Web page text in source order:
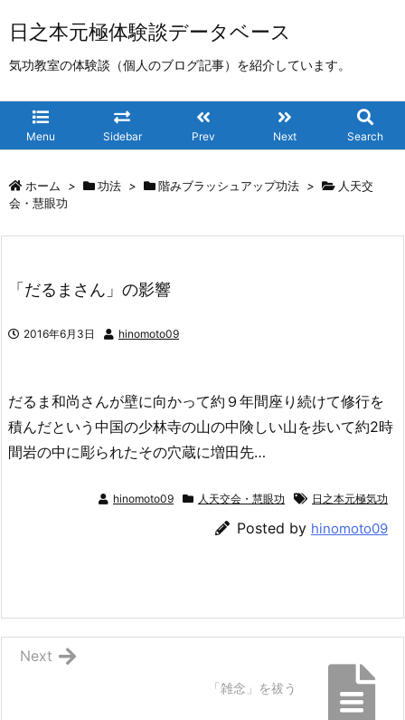
日之本元極体験談データベース
気功教室の体験談（個人のブログ記事）を紹介しています。
Menu Sidebar Prev Next Search
ホーム > 功法 > 階みブラッシュアップ功法 >
人天交
会・慧眼功
「だるまさん」の影響
2016年6月3日 hinomoto09
だるま和尚さんが壁に向かって約９年間座り続けて修行を
積んだという中国の少林寺の山の中険しい山を歩いて約2時
間岩の中に彫られたその穴蔵に増田先…
hinomoto09 人天交会・慧眼功 日之本元極気功
Posted by hinomoto09
「雑念」を祓う
Next